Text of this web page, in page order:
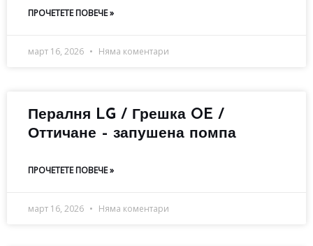
ПРОЧЕТЕТЕ ПОВЕЧЕ »
март 16, 2026 Няма коментари
Пералня LG / Грешка OE /
Оттичане – запушена помпа
ПРОЧЕТЕТЕ ПОВЕЧЕ »
март 16, 2026 Няма коментари